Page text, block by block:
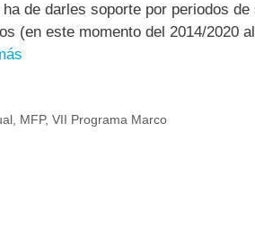
de darles soporte por periodos
(en este momento del 2014/2020
, MFP, VII Programa Marco